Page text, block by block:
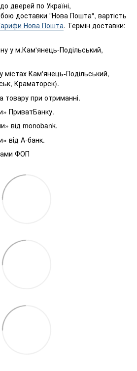
дверей по Україні,
доставки "Нова Пошта", вартість
Нова Пошта. Термін доставки:
у м.Кам'янець-Подільський,
містах Кам'янець-Подільський,
Краматорск).
товару при отриманні.
ПриватБанку.
від monobank.
від А-банк.
ФОП